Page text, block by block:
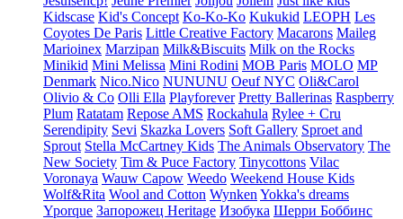
Kidscase Kid's Concept Ko-Ko-Ko Kukukid LEOPH Les
Coyotes De Paris Little Creative Factory Macarons Maileg
Marioinex Marzipan Milk&Biscuits Milk on the Rocks
Minikid Mini Melissa Mini Rodini MOB Paris MOLO MP
Denmark Nico.Nico NUNUNU Oeuf NYC Oli&Carol
Olivio & Co Olli Ella Playforever Pretty Ballerinas Raspberry
Plum Ratatam Repose AMS Rockahula Rylee + Cru
Serendipity Sevi Skazka Lovers Soft Gallery Sproet and
Sprout Stella McCartney Kids The Animals Observatory The
New Society Tim & Puce Factory Tinycottons Vilac
Voronaya Wauw Capow Weedo Weekend House Kids
Wolf&Rita Wool and Cotton Wynken Yokka's dreams
Yporque Запорожец Heritage Изобука Шерри Боббинс